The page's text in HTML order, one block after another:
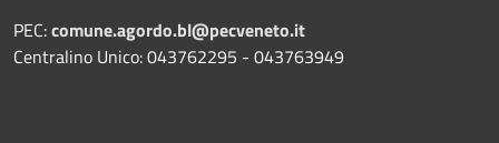
PEC:comune.agordo.bl@pecveneto.it
Centralino Unico: 043762295 - 043763949